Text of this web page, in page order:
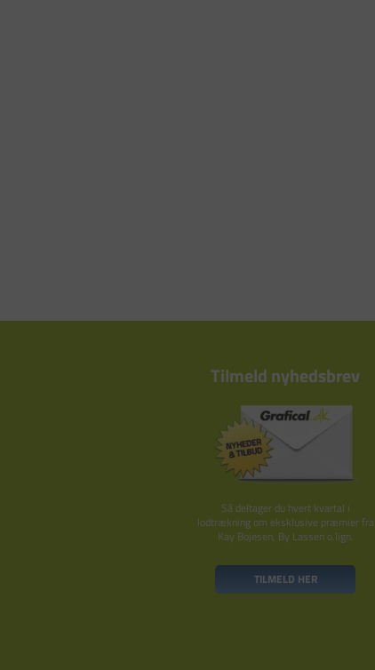
Tilmeld nyhedsbrev
Så deltager du hvert kvartal i
lodtrækning om eksklusive præmier fra
Kay Bojesen, By Lassen o.lign.
TILMELD HER